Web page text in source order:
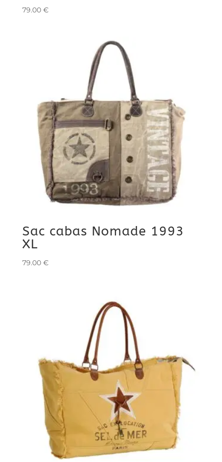
79.00 €
Sac cabas Nomade 1993
XL
79.00 €